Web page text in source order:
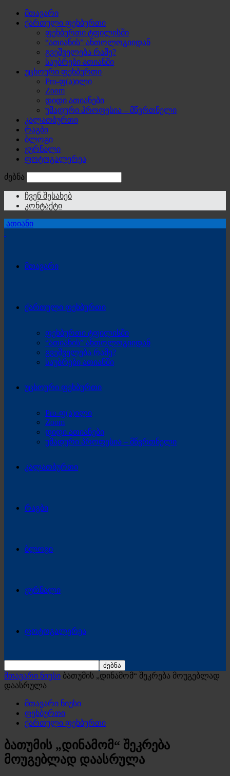
მთავარი
ქართული ფეხბურთი
ფეხბურთი ტფილისში
“ათიანის” ანთოლოგიიდან
გვეშველება რამე?
საუბრები ათიანში
უცხოური ფეხბურთი
Pro-ფ(ა)ილი
Zoom
დიდი ათიანები
უმადური პროფესია – მწვრთნელი
კალათბურთი
რაგბი
ბლოგი
ჟურნალი
ფოტოგალერეა
ძებნა
ჩვენ შესახებ
კონტაქტი
ათიანი
მთავარი
ქართული ფეხბურთი
ფეხბურთი ტფილისში
“ათიანის” ანთოლოგიიდან
გვეშველება რამე?
საუბრები ათიანში
უცხოური ფეხბურთი
Pro-ფ(ა)ილი
Zoom
დიდი ათიანები
უმადური პროფესია – მწვრთნელი
კალათბურთი
რაგბი
ბლოგი
ჟურნალი
ფოტოგალერეა
მთავარი ნიუსი ბათუმის „დინამომ“ შეკრება მოუგებლად
დაასრულა
მთავარი ნიუსი
ფეხბურთი
ქართული ფეხბურთი
ბათუმის „დინამომ“ შეკრება
მოუგებლად დაასრულა